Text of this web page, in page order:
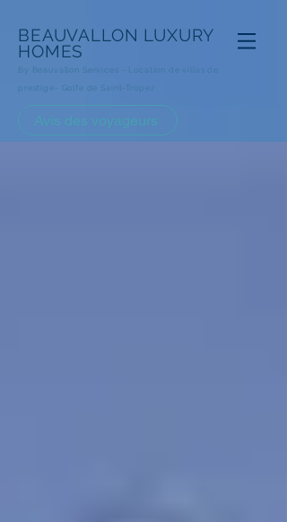
BEAUVALLON LUXURY
HOMES
By Beauvallon Services - Loca
tion de villas de
prestige- Golfe de Saint-Tropez
Avis des voyageurs